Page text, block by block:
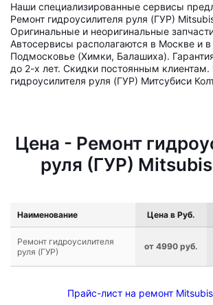
Наши специализированные сервисы
Ремонт гидроусилителя руля (ГУР)
Оригинальные и неоригинальные
Автосервисы располагаются в Москве и
Подмосковье (Химки, Балашиха).
до 2-х лет. Скидки постоянным клиентам.
гидроусилителя руля (ГУР) Митсубиси
Цена - Ремонт
руля (ГУР)
Наименование Цена в Руб.
Ремонт гидроусилителя
руля (ГУР)
от 4990 руб.
Прайс-лист на ремонт